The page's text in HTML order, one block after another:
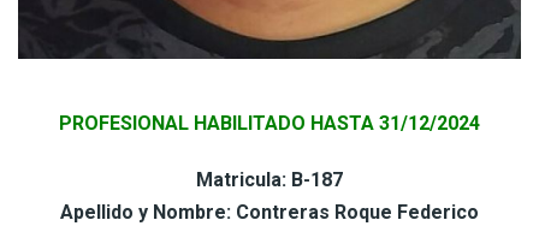
PROFESIONAL HABILITADO HASTA 31/12/2024
Matricula: B-187
Apellido y Nombre: Contreras Roque Federico